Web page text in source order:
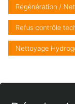
Régénération /
Refus contrôle
Nettoyage